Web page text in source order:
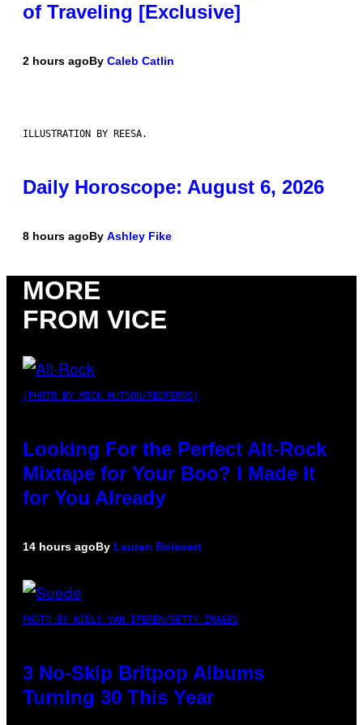
of Traveling [Exclusive]
2 hours agoBy Caleb Catlin
ILLUSTRATION BY REESA.
Daily Horoscope: August 6, 2026
8 hours agoBy Ashley Fike
MORE
FROM VICE
(PHOTO BY MICK HUTSON/REDFERNS)
Looking For the Perfect Alt-Rock
Mixtape for Your Boo? I Made It
for You Already
14 hours agoBy Lauren Boisvert
PHOTO BY NIELS VAN IPEREN/GETTY IMAGES
3 No-Skip Britpop Albums
Turning 30 This Year